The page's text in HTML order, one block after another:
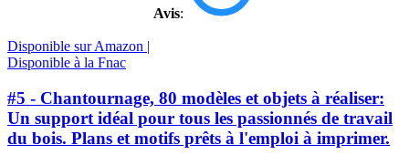
Avis:
Disponible sur Amazon |
Disponible à la Fnac
#5 - Chantournage, 80 modèles et objets à réaliser:
Un support idéal pour tous les passionnés de travail
du bois. Plans et motifs prêts à l'emploi à imprimer.